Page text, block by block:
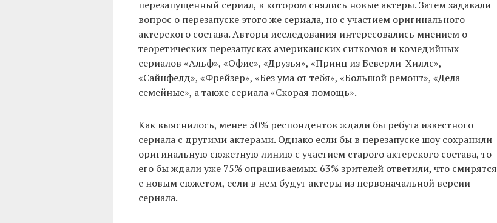
перезапущенный сериал, в котором снялись новые актеры. Затем задавали
вопрос о перезапуске этого же сериала, но с участием оригинального
актерского состава. Авторы исследования интересовались мнением о
теоретических перезапусках американских ситкомов и комедийных
сериалов «Альф», «Офис», «Друзья», «Принц из Беверли-Хиллс»,
«Сайнфелд», «Фрейзер», «Без ума от тебя», «Большой ремонт», «Дела
семейные», а также сериала «Скорая помощь».
Как выяснилось, менее 50% респондентов ждали бы ребута известного
сериала с другими актерами. Однако если бы в перезапуске шоу сохранили
оригинальную сюжетную линию с участием старого актерского состава, то
его бы ждали уже 75% опрашиваемых. 63% зрителей ответили, что смирятся
с новым сюжетом, если в нем будут актеры из первоначальной версии
сериала.